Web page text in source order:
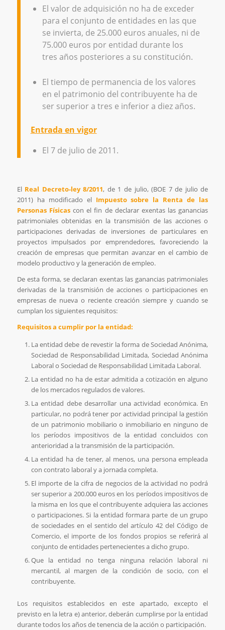
El valor de adquisición no ha de exceder
para el conjunto de entidades en las que
se invierta, de 25.000 euros anuales, ni de
75.000 euros por entidad durante los
tres años posteriores a su constitución.
El tiempo de permanencia de los valores
en el patrimonio del contribuyente ha de
ser superior a tres e inferior a diez años.
Entrada en vigor
El 7 de julio de 2011.
El Real Decreto-ley 8/2011, de 1 de julio, (BOE 7 de julio de
2011) ha modificado el Impuesto sobre la Renta de las
Personas Físicascon el fin de declarar exentas las ganancias
patrimoniales obtenidas en la transmisión de las acciones o
participaciones derivadas de inversiones de particulares en
proyectos impulsados por emprendedores, favoreciendo la
creación de empresas que permitan avanzar en el cambio de
modelo productivo y la generación de empleo.
De esta forma, se declaran exentas las ganancias patrimoniales
derivadas de la transmisión de acciones o participaciones en
empresas de nueva o reciente creación siempre y cuando se
cumplan los siguientes requisitos:
Requisitos a cumplir por la entidad:
La entidad debe de revestir la forma de Sociedad Anónima,
Sociedad de Responsabilidad Limitada, Sociedad Anónima
Laboral o Sociedad de Responsabilidad Limitada Laboral.
La entidad no ha de estar admitida a cotización en alguno
de los mercados regulados de valores.
La entidad debe desarrollar una actividad económica. En
particular, no podrá tener por actividad principal la gestión
de un patrimonio mobiliario o inmobiliario en ninguno de
los períodos impositivos de la entidad concluidos con
anterioridad a la transmisión de la participación.
La entidad ha de tener, al menos, una persona empleada
con contrato laboral y a jornada completa.
El importe de la cifra de negocios de la actividad no podrá
ser superior a 200.000 euros en los períodos impositivos de
la misma en los que el contribuyente adquiera las acciones
o participaciones. Si la entidad formara parte de un grupo
de sociedades en el sentido del artículo 42 del Código de
Comercio, el importe de los fondos propios se referirá al
conjunto de entidades pertenecientes a dicho grupo.
Que la entidad no tenga ninguna relación laboral ni
mercantil, al margen de la condición de socio, con el
contribuyente.
Los requisitos establecidos en este apartado, excepto el
previsto en la letra e) anterior, deberán cumplirse por la entidad
durante todos los años de tenencia de la acción o participación.